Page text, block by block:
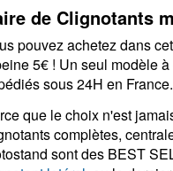
de Clignotants
pouvez achetez dans
5€ ! Un seul modèle
sous 24H en
que le choix n'est
complètes,
sont des BEST